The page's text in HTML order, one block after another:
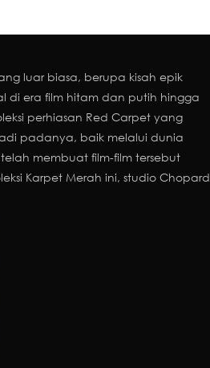
luar biasa, berupa kisah epik
di era film hitam dan putih hingga
perhiasan Red Carpet yang
padanya, baik melalui dunia
membuat film-film tersebut
Karpet Merah ini, studio Chopard